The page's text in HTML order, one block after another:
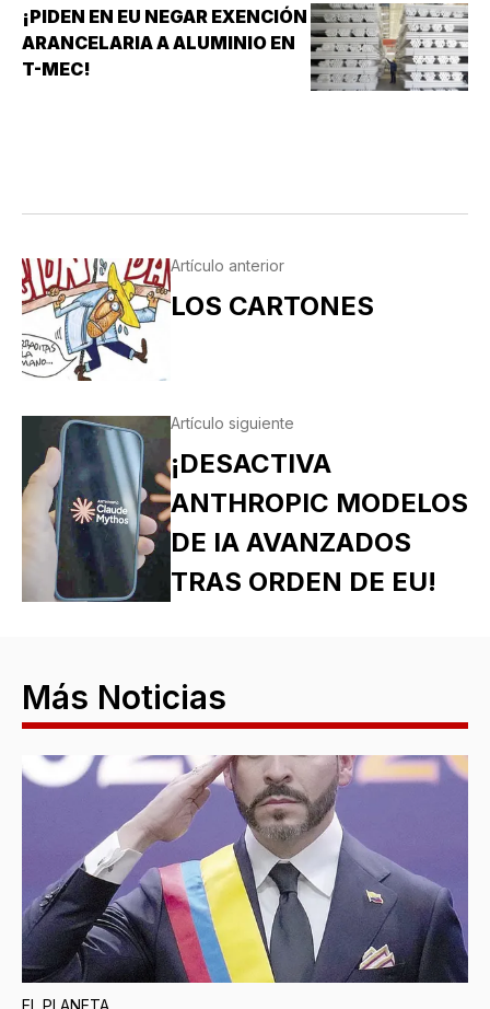
¡PIDEN EN EU NEGAR EXENCIÓN
ARANCELARIA A ALUMINIO EN
T-MEC!
Artículo anterior
LOS CARTONES
Artículo siguiente
¡DESACTIVA
ANTHROPIC MODELOS
DE IA AVANZADOS
TRAS ORDEN DE EU!
Más Noticias
EL PLANETA